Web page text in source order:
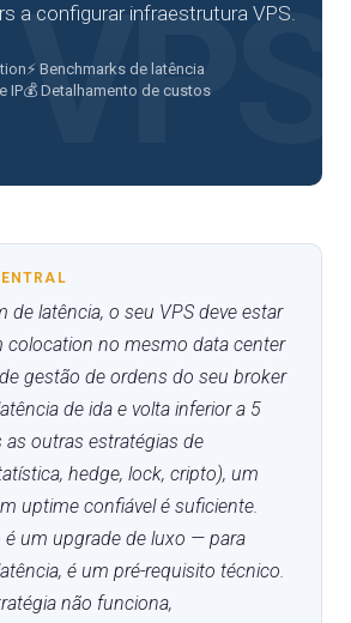
a configurar infraestrutura VPS.
⚡ Benchmarks de latência
IP💰 Detalhamento de custos
de latência, o seu VPS deve estar
colocation no mesmo data center
gestão de ordens do seu broker
de ida e volta inferior a 5
as outras estratégias de
hedge, lock, cripto), um
uptime confiável é suficiente.
é um upgrade de luxo — para
é um pré-requisito técnico.
não funciona,